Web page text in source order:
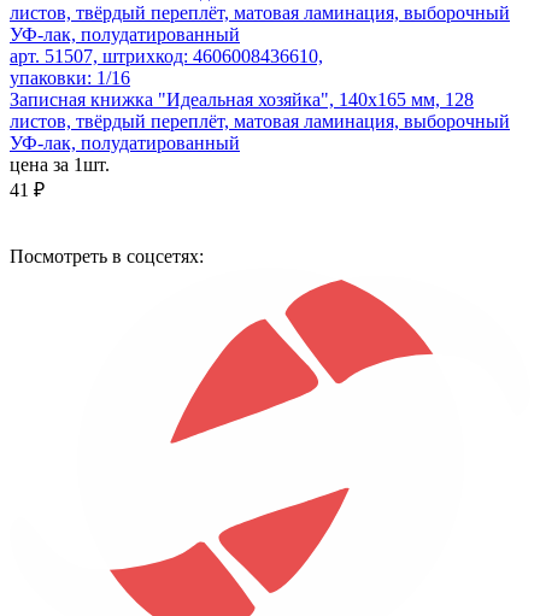
арт. 51507, штрихкод: 4606008436610,
упаковки: 1/16
Записная книжка "Идеальная хозяйка", 140х165 мм, 128
листов, твёрдый переплёт, матовая ламинация, выборочный
УФ-лак, полудатированный
цена за 1шт.
41 ₽
Посмотреть в соцсетях: